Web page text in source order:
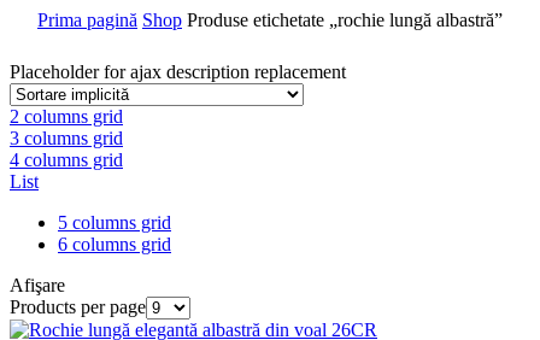
Prima pagină Shop Produse etichetate „rochie lungă albastră”
Placeholder for ajax description replacement
2 columns grid
3 columns grid
4 columns grid
List
5 columns grid
6 columns grid
Afişare
Products per page